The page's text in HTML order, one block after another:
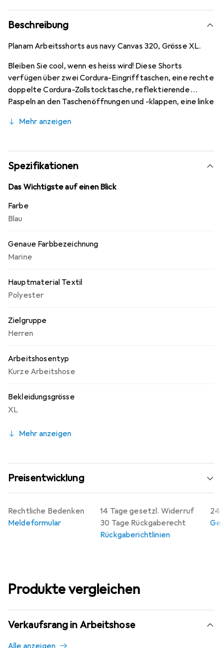
Beschreibung
Planam Arbeitsshorts aus navy Canvas 320, Grösse XL.
Bleiben Sie cool, wenn es heiss wird! Diese Shorts
verfügen über zwei Cordura-Eingrifftaschen, eine rechte
doppelte Cordura-Zollstocktasche, reflektierende
Paspeln an den Taschenöffnungen und -klappen, eine linke
eine aufgesetzte Tasche für Ihr Handy. Sie haben
Hüfttasche am rechten Bein, einen runden Bund mit
sieben Gürtelschlaufen und einem Jeansknopf sowie
einen Reissverschluss.
Mehr anzeigen
Spezifikationen
Das Wichtigste auf einen Blick
Farbe
Blau
Genaue Farbbezeichnung
Marine
Hauptmaterial Textil
Polyester
Zielgruppe
Herren
Arbeitshosentyp
Kurze Arbeitshose
Bekleidungsgrösse
XL
Mehr anzeigen
Preisentwicklung
14 Tage gesetzl. Widerruf
30 Tage Rückgaberecht
Rückgaberichtlinien
24
Rechtliche Bedenken
Meldeformular
Produkte vergleichen
Verkaufsrang in Arbeitshose
Alle anzeigen